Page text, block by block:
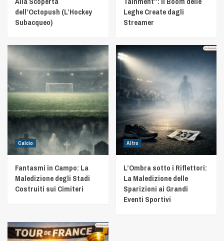
dell’Octopush (L’Hockey
Subacqueo)
Leghe Create dagli
Streamer
Calcio
Fantasmi in Campo: La
Maledizione degli Stadi
Costruiti sui Cimiteri
Altro
L’Ombra sotto i Riflettori:
La Maledizione delle
Sparizioni ai Grandi
Eventi Sportivi